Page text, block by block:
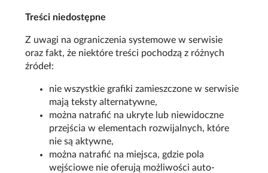
Treści niedostępne
Z uwagi na ograniczenia systemowe w serwisie
oraz fakt, że niektóre treści pochodzą z różnych
źródeł:
nie wszystkie grafiki zamieszczone w serwisie
mają teksty alternatywne,
można natrafić na ukryte lub niewidoczne
przejścia w elementach rozwijalnych, które
nie są aktywne,
można natrafić na miejsca, gdzie pola
wejściowe nie oferują możliwości auto-